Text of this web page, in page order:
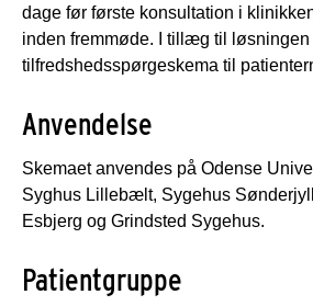
dage før første konsultation i
inden fremmøde. I tillæg til løsningen
tilfredshedsspørgeskema til
Anvendelse
Skemaet anvendes på Odense
Syghus Lillebælt, Sygehus
Esbjerg og Grindsted Sygehus.
Patientgruppe